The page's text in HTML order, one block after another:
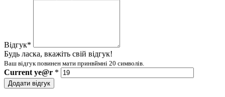
Відгук*
Будь ласка, вкажіть свій відгук!
Ваш відгук повинен мати принвймні 20 символів.
Current ye@r *
Додати відгук